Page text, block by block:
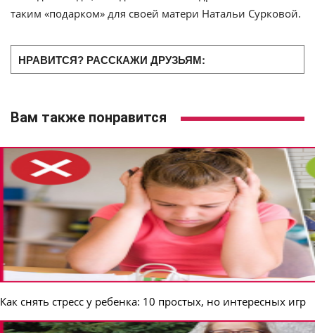
таким «подарком» для своей матери Натальи Сурковой.
НРАВИТСЯ? РАССКАЖИ ДРУЗЬЯМ:
Вам также понравится
Как снять стресс у ребенка: 10 простых, но интересных игр